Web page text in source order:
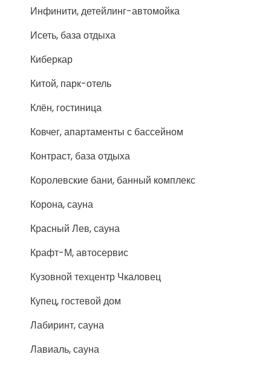
Инфинити, детейлинг-автомойка
Исеть, база отдыха
Киберкар
Китой, парк-отель
Клён, гостиница
Ковчег, апартаменты с бассейном
Контраст, база отдыха
Королевские бани, банный комплекс
Корона, сауна
Красный Лев, сауна
Крафт-М, автосервис
Кузовной техцентр Чкаловец
Купец, гостевой дом
Лабиринт, сауна
Лавиаль, сауна